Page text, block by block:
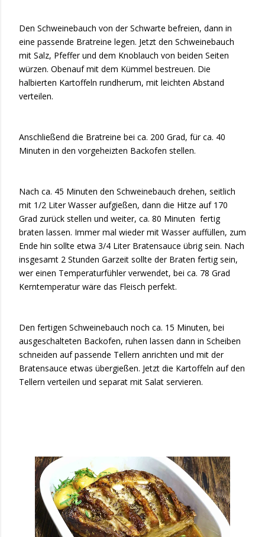
Den Schweinebauch von der Schwarte befreien, dann in
eine passende Bratreine legen. Jetzt den Schweinebauch
mit Salz, Pfeffer und dem Knoblauch von beiden Seiten
würzen. Obenauf mit dem Kümmel bestreuen. Die
halbierten Kartoffeln rundherum, mit leichten Abstand
verteilen.
Anschließend die Bratreine bei ca. 200 Grad, für ca. 40
Minuten in den vorgeheizten Backofen stellen.
Nach ca. 45 Minuten den Schweinebauch drehen, seitlich
mit 1/2 Liter Wasser aufgießen, dann die Hitze auf 170
Grad zurück stellen und weiter, ca. 80 Minuten fertig
braten lassen. Immer mal wieder mit Wasser auffüllen, zum
Ende hin sollte etwa 3/4 Liter Bratensauce übrig sein. Nach
insgesamt 2 Stunden Garzeit sollte der Braten fertig sein,
wer einen Temperaturfühler verwendet, bei ca. 78 Grad
Kerntemperatur wäre das Fleisch perfekt.
Den fertigen Schweinebauch noch ca. 15 Minuten, bei
ausgeschalteten Backofen, ruhen lassen dann in Scheiben
schneiden auf passende Tellern anrichten und mit der
Bratensauce etwas übergießen. Jetzt die Kartoffeln auf den
Tellern verteilen und separat mit Salat servieren.